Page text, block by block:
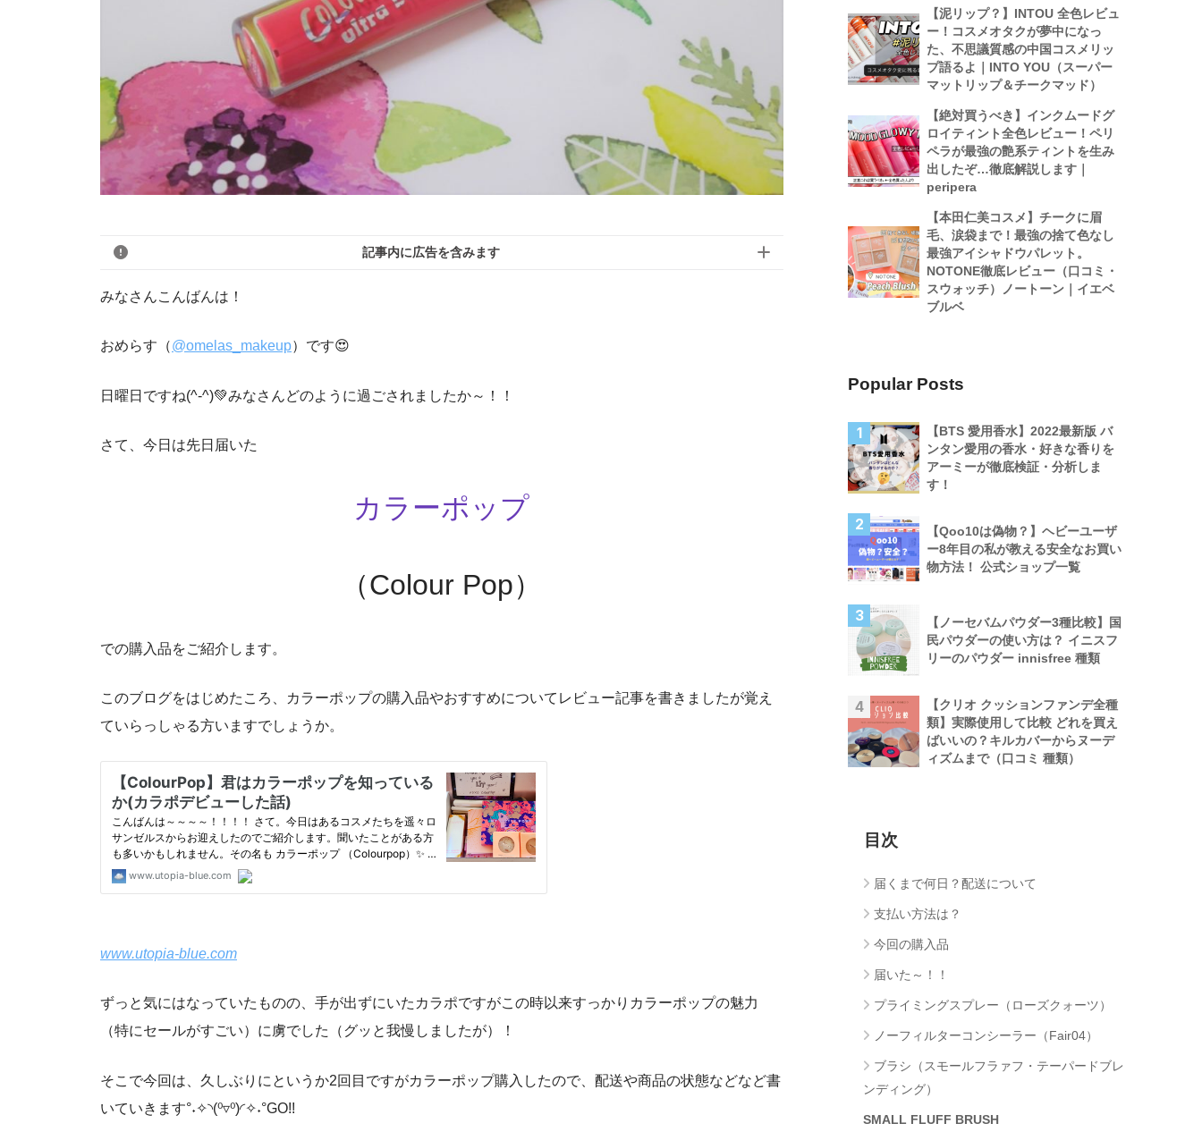
記事内に広告を含みます
みなさんこんばんは！
おめらす（@omelas_makeup）です😍
日曜日ですね(^-^)💚みなさんどのように過ごされましたか～！！
さて、今日は先日届いた
カラーポップ
（Colour Pop）
での購入品をご紹介します。
このブログをはじめたころ、カラーポップの購入品やおすすめについてレビュー記事を書きましたが覚え
ていらっしゃる方いますでしょうか。
www.utopia-blue.com
ずっと気にはなっていたものの、手が出ずにいたカラポですがこの時以来すっかりカラーポップの魅力
（特にセールがすごい）に虜でした（グッと我慢しましたが）！
そこで今回は、久しぶりにというか2回目ですがカラーポップ購入したので、配送や商品の状態などなど書
いていきます°˖✧◝(⁰▿⁰)◜✧˖°GO!!
【泥リップ？】INTOU 全色レビュ
ー！コスメオタクが夢中になっ
た、不思議質感の中国コスメリッ
プ語るよ｜INTO YOU（スーパー
マットリップ＆チークマッド）
【絶対買うべき】インクムードグ
ロイティント全色レビュー！ペリ
ペラが最強の艶系ティントを生み
出したぞ…徹底解説します｜
peripera
【本田仁美コスメ】チークに眉
毛、涙袋まで！最強の捨て色なし
最強アイシャドウパレット。
NOTONE徹底レビュー（口コミ・
スウォッチ）ノートーン｜イエベ
ブルベ
Popular Posts
1
【BTS 愛用香水】2022最新版 バ
ンタン愛用の香水・好きな香りを
アーミーが徹底検証・分析しま
す！
2
【Qoo10は偽物？】ヘビーユーザ
ー8年目の私が教える安全なお買い
物方法！ 公式ショップ一覧
3
【ノーセバムパウダー3種比較】国
民パウダーの使い方は？ イニスフ
リーのパウダー innisfree 種類
4
【クリオ クッションファンデ全種
類】実際使用して比較 どれを買え
ばいいの？キルカバーからヌーデ
ィズムまで（口コミ 種類）
目次
届くまで何日？配送について
支払い方法は？
今回の購入品
届いた～！！
プライミングスプレー（ローズクォーツ）
ノーフィルターコンシーラー（Fair04）
ブラシ（スモールフラァフ・テーパードブレ
ンディング）
SMALL FLUFF BRUSH